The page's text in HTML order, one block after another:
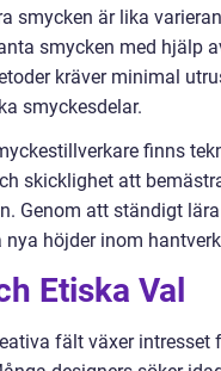
smycken är lika
smycken med hjälp
kräver minimal
smyckesdelar.
finns
skicklighet att
Genom att ständigt
höjder inom
Etiska Val
fält växer